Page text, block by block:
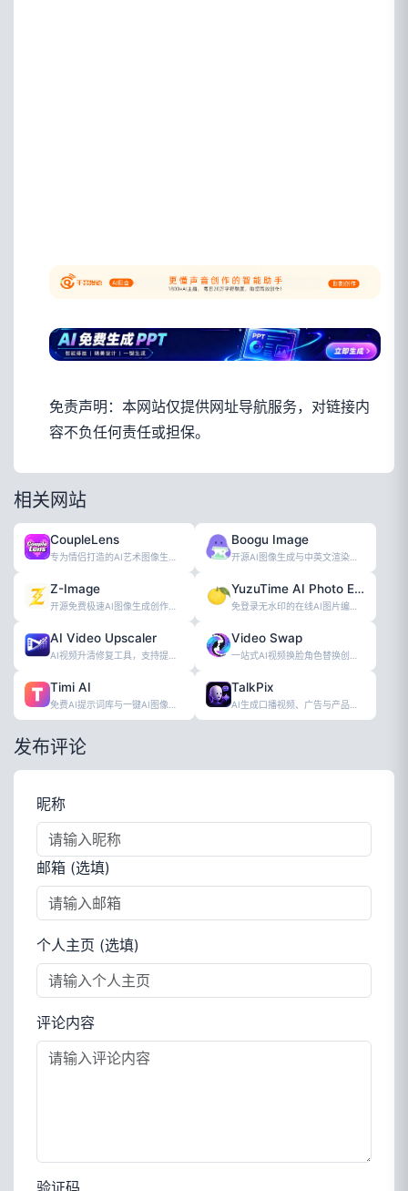
免责声明：本网站仅提供网址导航服务，对链接内
容不负任何责任或担保。
相关网站
CoupleLens
专为情侣打造的AI艺术图像生成工具
Boogu Image
开源AI图像生成与中英文渲染在线工具
Z-Image
开源免费极速AI图像生成创作工具
YuzuTime AI Photo Editor
免登录无水印的在线AI图片编辑工具
AI Video Upscaler
AI视频升清修复工具，支持提升至4K分辨
Video Swap
一站式AI视频换脸角色替换创作工具
Timi AI
免费AI提示词库与一键AI图像生成工具
TalkPix
AI生成口播视频、广告与产品图的创作工具
发布评论
昵称
邮箱 (选填)
个人主页 (选填)
评论内容